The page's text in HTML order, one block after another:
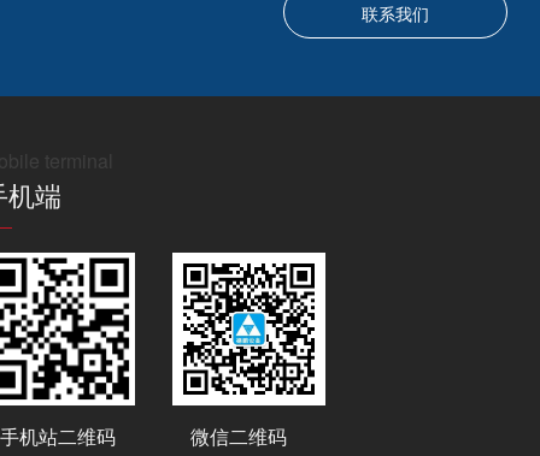
联系我们
terminal
机端
手机站二维码 微信二维码